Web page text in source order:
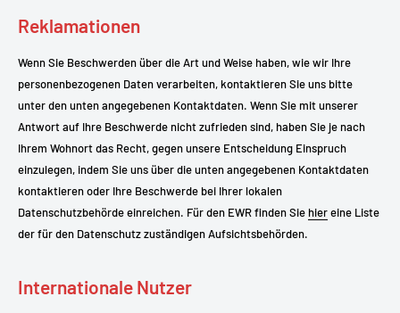
Reklamationen
Wenn Sie Beschwerden über die Art und Weise haben, wie wir Ihre
personenbezogenen Daten verarbeiten, kontaktieren Sie uns bitte
unter den unten angegebenen Kontaktdaten. Wenn Sie mit unserer
Antwort auf Ihre Beschwerde nicht zufrieden sind, haben Sie je nach
Ihrem Wohnort das Recht, gegen unsere Entscheidung Einspruch
einzulegen, indem Sie uns über die unten angegebenen Kontaktdaten
kontaktieren oder Ihre Beschwerde bei Ihrer lokalen
Datenschutzbehörde einreichen. Für den EWR finden Siehiereine Liste
der für den Datenschutz zuständigen Aufsichtsbehörden.
Internationale Nutzer